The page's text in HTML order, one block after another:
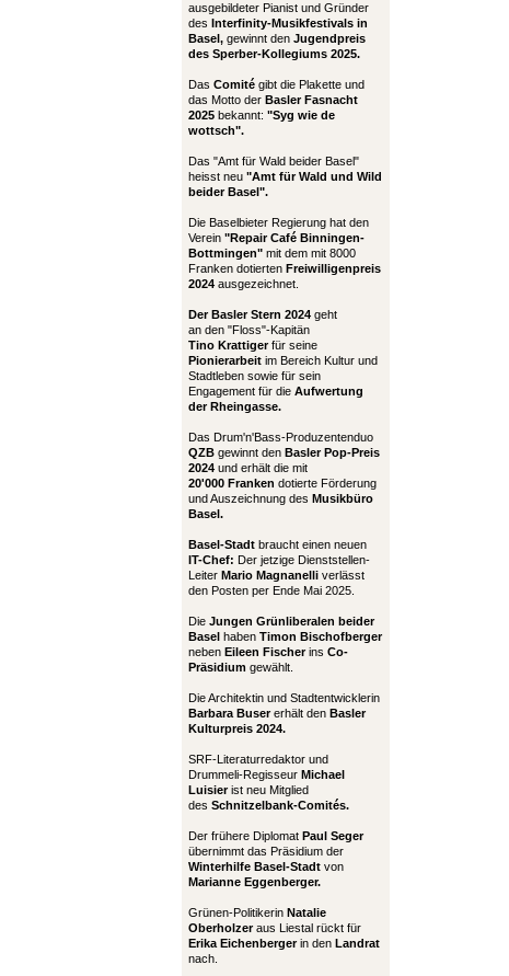
ausgebildeter Pianist und Gründer
des Interfinity-Musikfestivals in
Basel, gewinnt den Jugendpreis
des Sperber-Kollegiums 2025.
Das Comité gibt die Plakette und
das Motto der Basler Fasnacht
2025 bekannt: "Syg wie de
wottsch".
Das "Amt für Wald beider Basel"
heisst neu "Amt für Wald und Wild
beider Basel".
Die Baselbieter Regierung hat den
Verein "Repair Café Binningen-
Bottmingen" mit dem mit 8000
Franken dotierten Freiwilligenpreis
2024 ausgezeichnet.
Der Basler Stern 2024 geht
an den "Floss"-Kapitän
Tino Krattigerfür seine
Pionierarbeit im Bereich Kultur und
Stadtleben sowie für sein
Engagement für die Aufwertung
der Rheingasse.
Das Drum'n'Bass-Produzentenduo
QZB gewinnt den Basler Pop-Preis
2024 und erhält die mit
20'000 Franken dotierte Förderung
und Auszeichnung des Musikbüro
Basel.
Basel-Stadt braucht einen neuen
IT-Chef: Der jetzige Dienststellen-
Leiter Mario Magnanelli verlässt
den Posten per Ende Mai 2025.
Die Jungen Grünliberalen beider
Basel haben Timon Bischofberger
neben Eileen Fischerins Co-
Präsidium gewählt.
Die Architektin und Stadtentwicklerin
Barbara Busererhält den Basler
Kulturpreis 2024.
SRF-Literaturredaktor und
Drummeli-Regisseur Michael
Luisierist neu Mitglied
des Schnitzelbank-Comités.
Der frühere Diplomat Paul Seger
übernimmt das Präsidium der
Winterhilfe Basel-Stadt von
Marianne Eggenberger.
Grünen-Politikerin Natalie
Oberholzeraus Liestal rückt für
Erika Eichenbergerin den Landrat
nach.